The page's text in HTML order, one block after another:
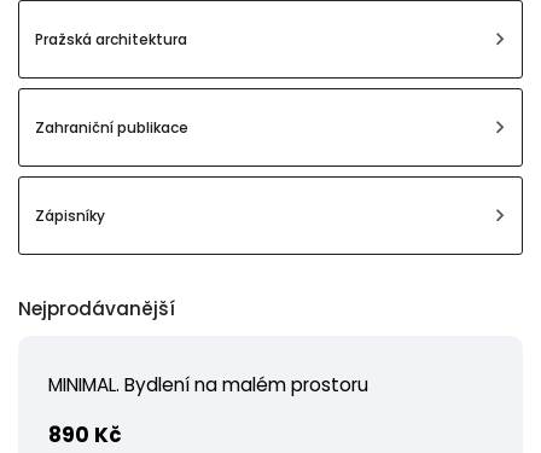
Pražská architektura
Zahraniční publikace
Zápisníky
Nejprodávanější
MINIMAL. Bydlení na malém prostoru
890 Kč